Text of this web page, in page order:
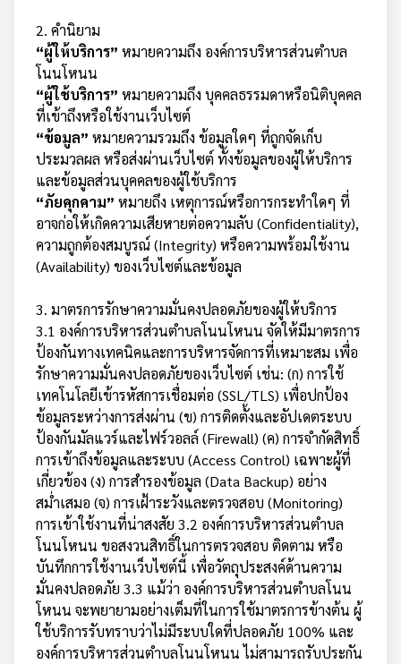
2. คำนิยาม
“ผู้ให้บริการ” หมายความถึง องค์การบริหารส่วนตำบล
โนนโหนน
“ผู้ใช้บริการ” หมายความถึง บุคคลธรรมดาหรือนิติบุคคล
ที่เข้าถึงหรือใช้งานเว็บไซต์
“ข้อมูล” หมายความรวมถึง ข้อมูลใดๆ ที่ถูกจัดเก็บ
ประมวลผล หรือส่งผ่านเว็บไซต์ ทั้งข้อมูลของผู้ให้บริการ
และข้อมูลส่วนบุคคลของผู้ใช้บริการ
“ภัยคุกคาม” หมายถึง เหตุการณ์หรือการกระทำใดๆ ที่
อาจก่อให้เกิดความเสียหายต่อความลับ (Confidentiality),
ความถูกต้องสมบูรณ์ (Integrity) หรือความพร้อมใช้งาน
(Availability) ของเว็บไซต์และข้อมูล
3. มาตรการรักษาความมั่นคงปลอดภัยของผู้ให้บริการ
3.1 องค์การบริหารส่วนตำบลโนนโหนน จัดให้มีมาตรการ
ป้องกันทางเทคนิคและการบริหารจัดการที่เหมาะสม เพื่อ
รักษาความมั่นคงปลอดภัยของเว็บไซต์ เช่น: (ก) การใช้
เทคโนโลยีเข้ารหัสการเชื่อมต่อ (SSL/TLS) เพื่อปกป้อง
ข้อมูลระหว่างการส่งผ่าน (ข) การติดตั้งและอัปเดตระบบ
ป้องกันมัลแวร์และไฟร์วอลล์ (Firewall) (ค) การจำกัดสิทธิ์
การเข้าถึงข้อมูลและระบบ (Access Control) เฉพาะผู้ที่
เกี่ยวข้อง (ง) การสำรองข้อมูล (Data Backup) อย่าง
สม่ำเสมอ (จ) การเฝ้าระวังและตรวจสอบ (Monitoring)
การเข้าใช้งานที่น่าสงสัย 3.2 องค์การบริหารส่วนตำบล
โนนโหนน ขอสงวนสิทธิ์ในการตรวจสอบ ติดตาม หรือ
บันทึกการใช้งานเว็บไซต์นี้ เพื่อวัตถุประสงค์ด้านความ
มั่นคงปลอดภัย 3.3 แม้ว่า องค์การบริหารส่วนตำบลโนน
โหนน จะพยายามอย่างเต็มที่ในการใช้มาตรการข้างต้น ผู้
ใช้บริการรับทราบว่าไม่มีระบบใดที่ปลอดภัย 100% และ
องค์การบริหารส่วนตำบลโนนโหนน ไม่สามารถรับประกัน